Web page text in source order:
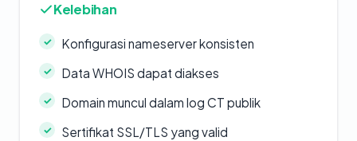
Kelebihan
Konfigurasi nameserver konsisten
Data WHOIS dapat diakses
Domain muncul dalam log CT publik
Sertifikat SSL/TLS yang valid